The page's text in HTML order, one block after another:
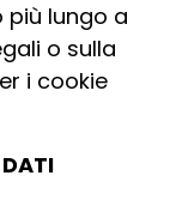
più lungo a
o sulla
i cookie